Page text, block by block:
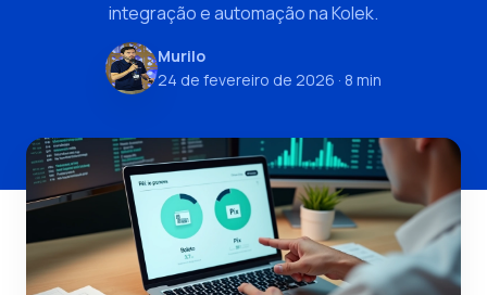
integração e automação na Kolek.
Murilo
24 de fevereiro de 2026 · 8 min